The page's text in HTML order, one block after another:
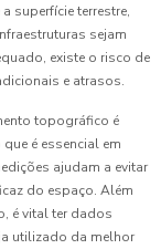
superfície terrestre,
sejam
existe o risco de
e atrasos.
topográfico é
é essencial em
ajudam a evitar
do espaço. Além
é vital ter dados
utilizado da melhor